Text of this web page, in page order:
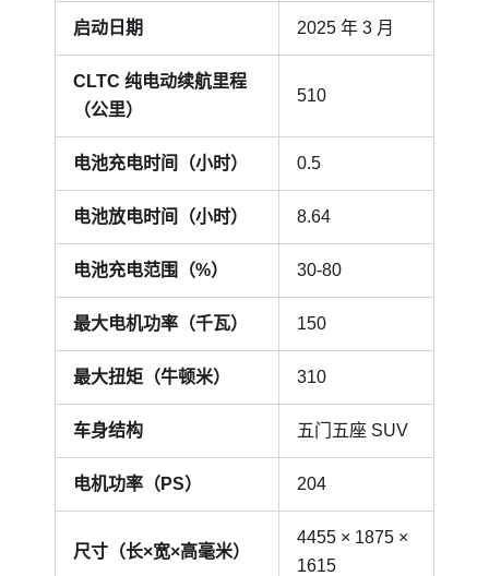
启动日期 2025 年 3 月
CLTC 纯电动续航里程
（公里）
510
电池充电时间（小时） 0.5
电池放电时间（小时） 8.64
电池充电范围（%） 30-80
最大电机功率（千瓦） 150
最大扭矩（牛顿米） 310
车身结构 五门五座 SUV
电机功率（PS） 204
尺寸（长×宽×高毫米）
4455 × 1875 ×
1615